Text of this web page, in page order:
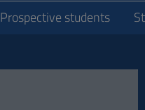
Prospective students